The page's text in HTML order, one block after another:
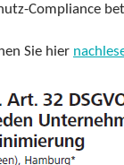
Compliance
Sie hier